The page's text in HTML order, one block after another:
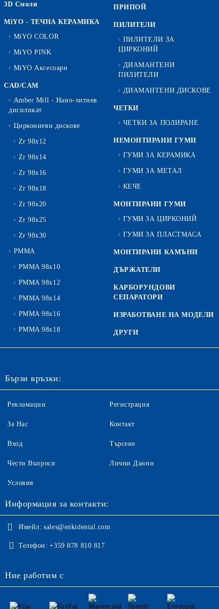
3D Смоли
MiYO - ТЕЧНА КЕРАМИКА
MiYO COLOR
MiYO PINK
MiYO Аксесоари
CAD/CAM
Amber Mill - Нано-литиев
дисиликат
Циркониеви дискове
Zr 98x12
Zr 98x14
Zr 98x16
Zr 98x18
Zr 98x20
Zr 98x25
Zr 98x30
PMMA
PMMA 98x10
PMMA 98x12
PMMA 98x14
PMMA 98x16
PMMA 98x18
ПРИПОЙ
ПИЛИТЕЛИ
ПИЛИТЕЛИ ЗА
ЦИРКОНИЙ
ДИАМАНТЕНИ
ПИЛИТЕЛИ
ДИАМАНТЕНИ ДИСКОВЕ
ЧЕТКИ
ЧЕТКИ ЗА ПОЛИРАНЕ
НЕМОНТИРАНИ ГУМИ
ГУМИ ЗА КЕРАМИКА
ГУМИ ЗА МЕТАЛ
КЕЧЕ
МОНТИРАНИ ГУМИ
ГУМИ ЗА ЦИРКОНИЙ
ГУМИ ЗА ПЛАСТМАСА
МОНТИРАНИ КАМЪНИ
ДЪРЖАТЕЛИ
КАРБОРУНДОВИ
СЕПАРАТОРИ
ИЗРАБОТВАНЕ НА МОДЕЛИ
ДРУГИ
Бързи връзки:
Рекламации
За Нас
Вход
Чести Въпроси
Регистрация
Контакт
Търсене
Лични Данни
Условия
Информация за контакти:
Имейл: sales@enkidental.com
Телефон: +359 878 810 817
Ние работим с